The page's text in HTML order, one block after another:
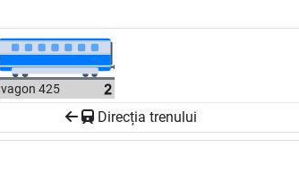
vagon 425
Direcția trenului